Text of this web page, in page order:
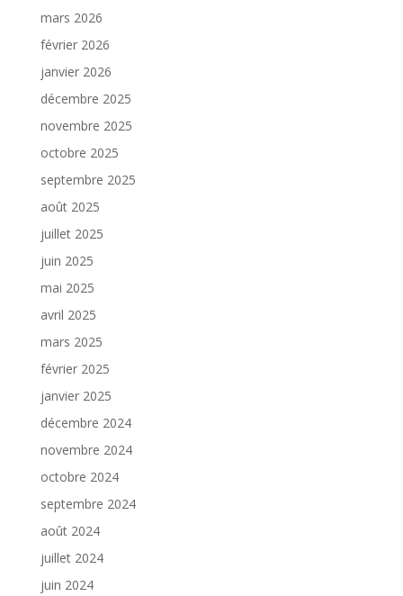
mars 2026
février 2026
janvier 2026
décembre 2025
novembre 2025
octobre 2025
septembre 2025
août 2025
juillet 2025
juin 2025
mai 2025
avril 2025
mars 2025
février 2025
janvier 2025
décembre 2024
novembre 2024
octobre 2024
septembre 2024
août 2024
juillet 2024
juin 2024